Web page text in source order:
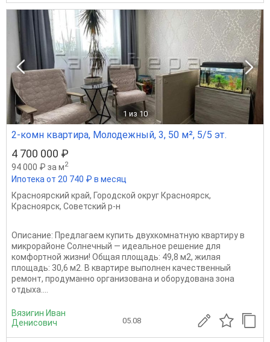
1 из 10
2-комн квартира, Молодежный, 3, 50 м², 5/5 эт.
4 700 000 ₽
94 000 ₽ за м2
Ипотека от 20 740 ₽ в месяц
Красноярский край, Городской округ Красноярск,
Красноярск, Советский р-н
Описание: Предлагаем купить двухкомнатную квартиру в
микрорайоне Солнечный — идеальное решение для
комфортной жизни! Общая площадь: 49,8 м2, жилая
площадь: 30,6 м2. В квартире выполнен качественный
ремонт, продуманно организована и оборудована зона
отдыха....
Вязигин Иван
Денисович
05.08